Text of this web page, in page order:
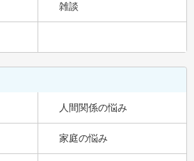
雑談
人間関係の悩み
家庭の悩み